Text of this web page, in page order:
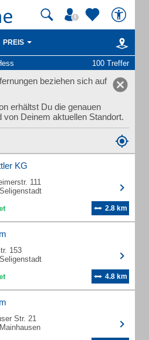
PREIS
100 Treffer
beziehen sich auf
erhältst Du die genauen
von Deinem aktuellen Standort.
KG
111
2.8 km
153
4.8 km
Str. 21